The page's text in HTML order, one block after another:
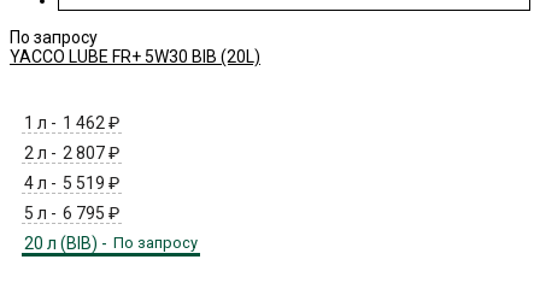
По запросу
YACCO LUBE FR+ 5W30 BIB (20L)
1 л - 1 462 ₽
2 л - 2 807 ₽
4 л - 5 519 ₽
5 л - 6 795 ₽
20 л (BIB) - По запросу